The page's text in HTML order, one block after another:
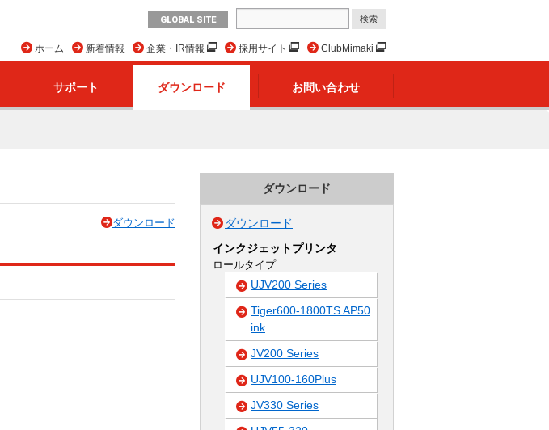
GLOBAL SITE
ClubMimaki
採用サイト
企業・IR情報
新着情報
ホーム
サポート ダウンロード お問い合わせ
ダウンロード
ダウンロード
ダウンロード
インクジェットプリンタ
ロールタイプ
UJV200 Series
Tiger600-1800TS AP50
ink
JV200 Series
UJV100-160Plus
JV330 Series